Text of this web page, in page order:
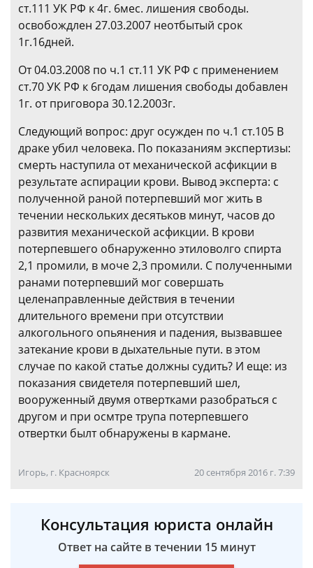
ст.111 УК РФ к 4г. 6мес. лишения свободы.
освобождлен 27.03.2007 неотбытый срок
1г.16дней.
От 04.03.2008 по ч.1 ст.11 УК РФ с применением
ст.70 УК РФ к 6годам лишения свободы добавлен
1г. от приговора 30.12.2003г.
Следующий вопрос: друг осужден по ч.1 ст.105 В
драке убил человека. По показаниям экспертизы:
смерть наступила от механической асфикции в
результате аспирации крови. Вывод эксперта: с
полученной раной потерпевший мог жить в
течении нескольких десятьков минут, часов до
развития механической асфикции. В крови
потерпевшего обнаруженно этиловолго спирта
2,1 промили, в моче 2,3 промили. С полученными
ранами потерпевший мог совершать
целенаправленные действия в течении
длительного времени при отсутствии
алкогольного опьянения и падения, вызвавшее
затекание крови в дыхательные пути. в этом
случае по какой статье должны судить? И еще: из
показания свидетеля потерпевший шел,
вооруженный двумя отвертками разобраться с
другом и при осмтре трупа потерпевшего
отвертки былт обнаружены в кармане.
Игорь, г. Красноярск 20 сентября 2016 г. 7:39
Консультация юриста онлайн
Ответ на сайте в течении 15 минут